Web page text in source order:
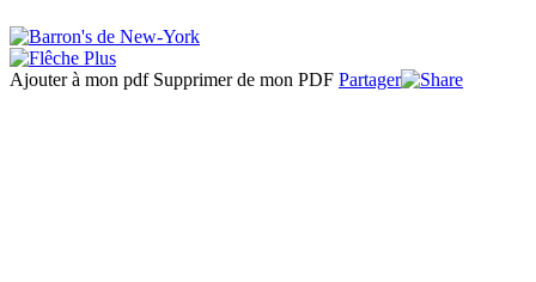
Ajouter à mon pdf Supprimer de mon PDF Partager